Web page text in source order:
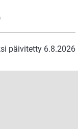
päivitetty 6.8.2026